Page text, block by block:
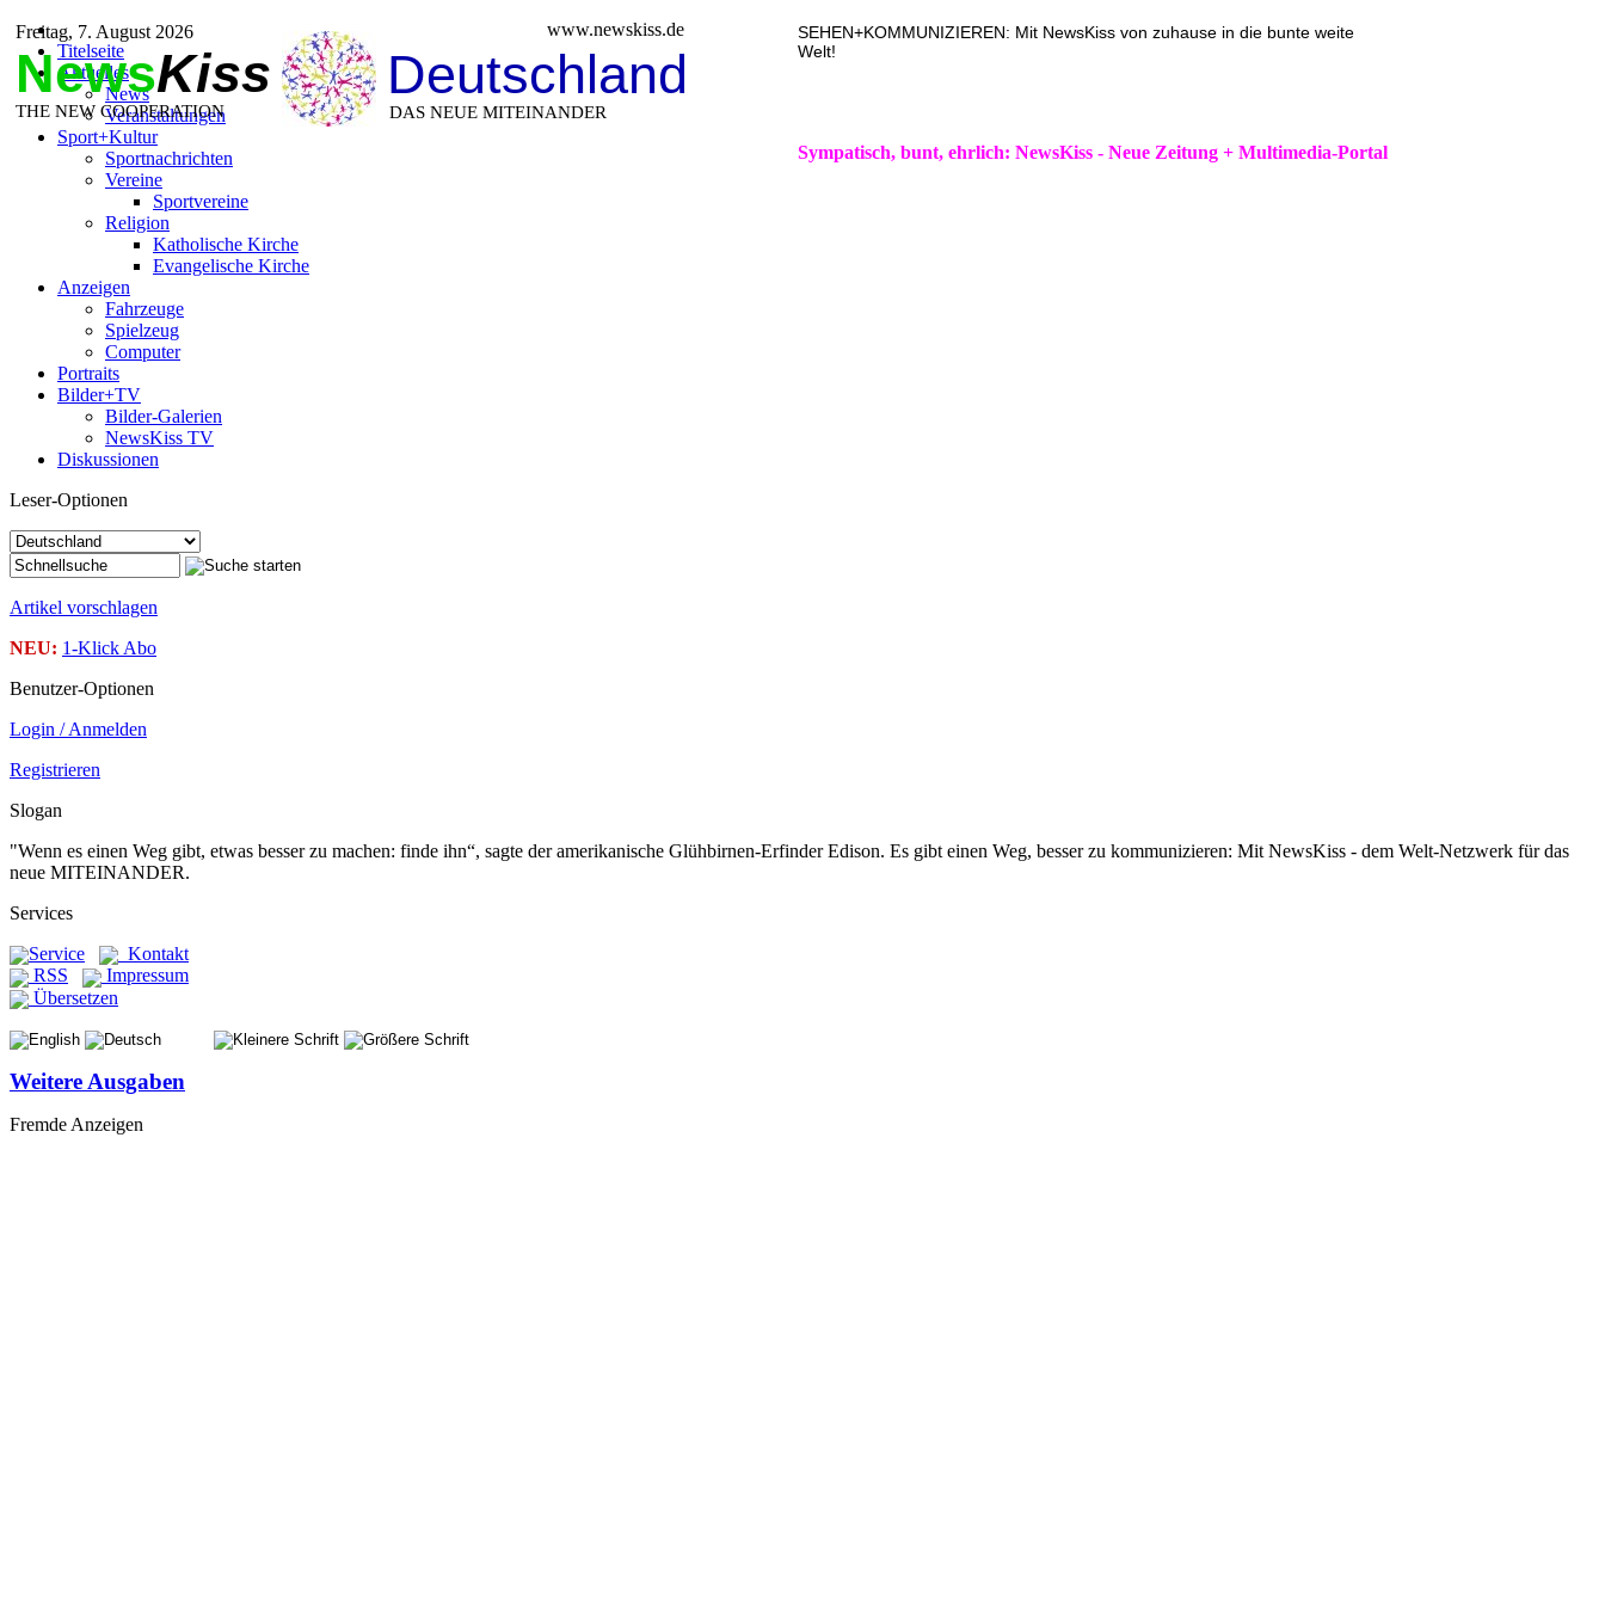
NewsKiss
THE NEW COOPERATION
Deutschland
DAS NEUE MITEINANDER
Freitag, 7. August 2026 www.newskiss.de
SEHEN+KOMMUNIZIEREN: Mit NewsKiss von zuhause in die bunte weite
Welt!
Sympatisch, bunt, ehrlich: NewsKiss - Neue Zeitung + Multimedia-Portal
Titelseite
Aktuelles
News
Veranstaltungen
Sport+Kultur
Sportnachrichten
Vereine
Sportvereine
Religion
Katholische Kirche
Evangelische Kirche
Anzeigen
Fahrzeuge
Spielzeug
Computer
Portraits
Bilder+TV
Bilder-Galerien
NewsKiss TV
Diskussionen
Leser-Optionen
Artikel vorschlagen
NEU: 1-Klick Abo
Benutzer-Optionen
Login / Anmelden
Registrieren
Slogan
"Wenn es einen Weg gibt, etwas besser zu machen: finde ihn“, sagte der amerikanische Glühbirnen-Erfinder Edison. Es gibt einen Weg, besser zu kommunizieren: Mit NewsKiss - dem Welt-Netzwerk für das
neue MITEINANDER.
Services
Service
Kontakt
RSS
Impressum
Übersetzen
Weitere Ausgaben
Fremde Anzeigen